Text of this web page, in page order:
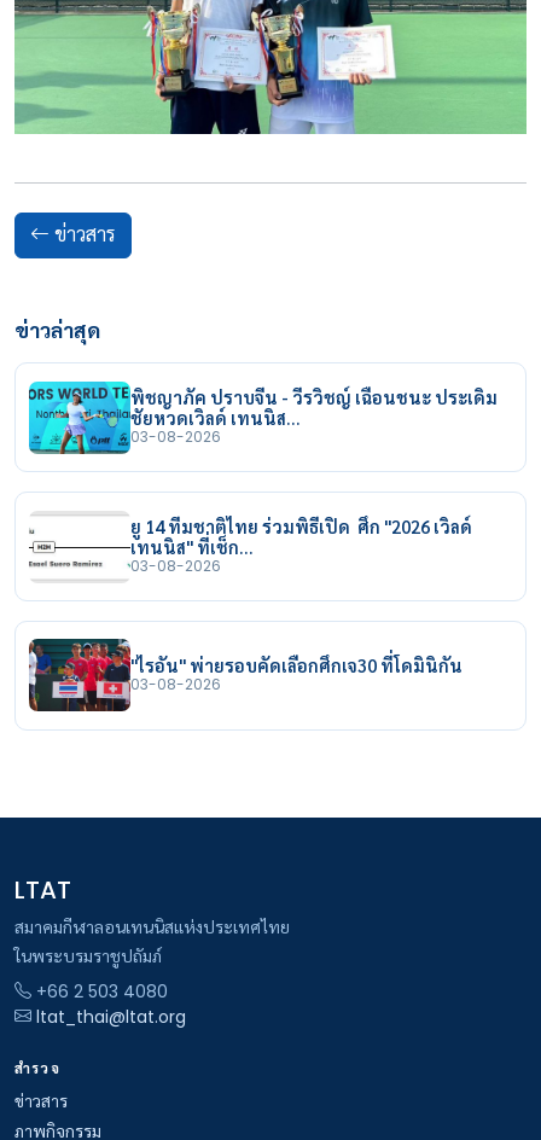
ข่าวสาร
ข่าวล่าสุด
พิชญาภัค ปราบจีน - วีรวิชญ์ เฉือนชนะ ประเดิม
ชัยหวดเวิลด์ เทนนิส…
03-08-2026
ยู 14 ทีมชาติไทย ร่วมพิธีเปิด ศึก "2026 เวิลด์
เทนนิส" ที่เช็ก…
03-08-2026
"ไรอัน" พ่ายรอบคัดเลือกศึกเจ30 ที่โดมินิกัน
03-08-2026
LTAT
สมาคมกีฬาลอนเทนนิสแห่งประเทศไทย
ในพระบรมราชูปถัมภ์
+66 2 503 4080
ltat_thai@ltat.org
สำรวจ
ข่าวสาร
ภาพกิจกรรม